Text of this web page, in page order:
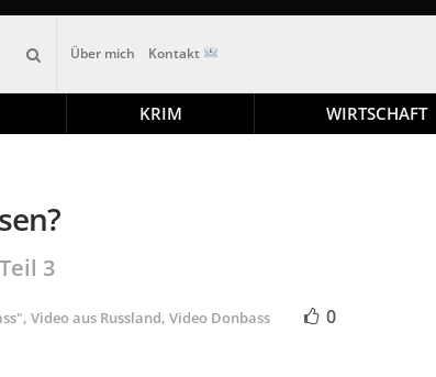
Über mich Kontakt
KRIM WIRTSCHAFT
3
, Video aus Russland, Video Donbass 0